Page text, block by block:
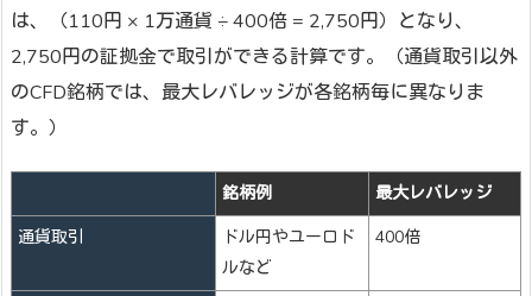
は、（110円 × 1万通貨 ÷ 400倍 = 2,750円）となり、
2,750円の証拠金で取引ができる計算です。（通貨取引以外
のCFD銘柄では、最大レバレッジが各銘柄毎に異なりま
す。）
銘柄例
最大レバレッジ
通貨取引
ドル円やユーロド
ルなど
400倍